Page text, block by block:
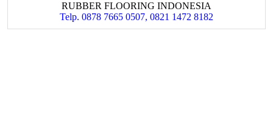
RUBBER FLOORING INDONESIA
Telp. 0878 7665 0507, 0821 1472 8182